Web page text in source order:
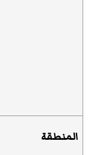
المنطقة